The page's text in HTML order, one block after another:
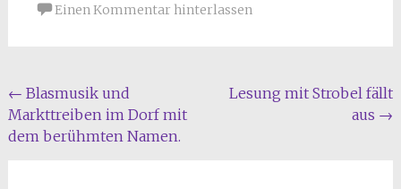
Einen Kommentar hinterlassen
Beitragsnavigation
← Blasmusik und
Markttreiben im Dorf mit
dem berühmten Namen.
Lesung mit Strobel fällt
aus →